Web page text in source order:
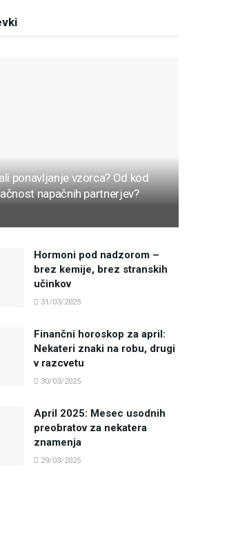
ponavljanje vzorca? Od kod
napačnih partnerjev?
Hormoni pod nadzorom –
brez kemije, brez stranskih
učinkov
31/03/2025
Finančni horoskop za april:
Nekateri znaki na robu, drugi
v razcvetu
30/03/2025
April 2025: Mesec usodnih
preobratov za nekatera
znamenja
29/03/2025